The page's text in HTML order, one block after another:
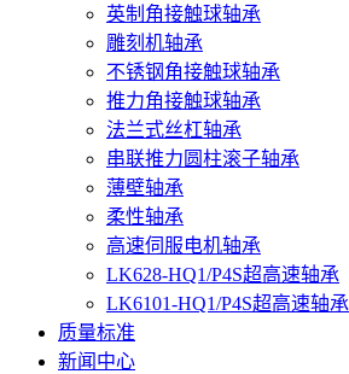
英制角接触球轴承
雕刻机轴承
不锈钢角接触球轴承
推力角接触球轴承
法兰式丝杠轴承
串联推力圆柱滚子轴承
薄壁轴承
柔性轴承
高速伺服电机轴承
LK628-HQ1/P4S超高速轴承
LK6101-HQ1/P4S超高速轴承
质量标准
新闻中心